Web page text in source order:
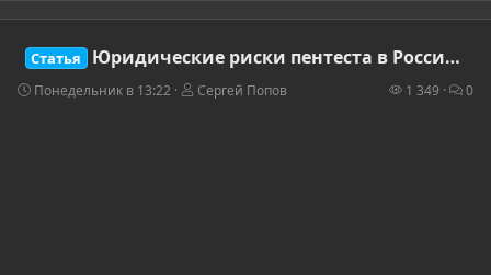
Статья Юридические риски пентеста в России: чем этичный взлом отличается от преступления по ст. 272-273 УК РФ
Понедельник в 13:22 Сергей Попов 1 349 0